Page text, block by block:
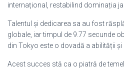
internațional, restabilind dominația
Talentul și dedicarea sa au fost
globale, iar timpul de 9.77 secunde
din Tokyo este o dovadă a abilității și
Acest succes stă ca o piatră de